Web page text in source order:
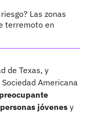
Las zonas
terremoto en
de Texas, y
Americana
jóvenes y